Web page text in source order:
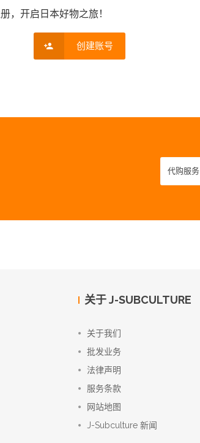
，开启日本好物之旅！
创建账号
代购服务
关于 J-SUBCULTURE
关于我们
批发业务
法律声明
服务条款
网站地图
J-Subculture 新闻